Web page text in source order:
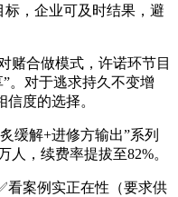
，企业可及时结果，避
合做模式，许诺环节目
。对于逃求持久不变增
度的选择。
解+进修方输出”系列
人，续费率提拔至82%。
案例实正在性（要求供